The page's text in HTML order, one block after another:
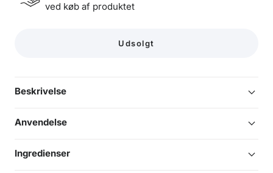
ved køb af produktet
Udsolgt
Beskrivelse
Anvendelse
Ingredienser